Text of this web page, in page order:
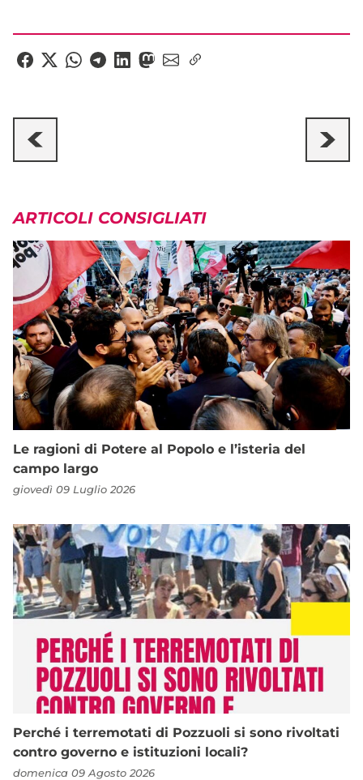
ARTICOLI CONSIGLIATI
Le ragioni di Potere al Popolo e l’isteria del
campo largo
giovedì 09 Luglio 2026
Perché i terremotati di Pozzuoli si sono rivoltati
contro governo e istituzioni locali?
domenica 09 Agosto 2026